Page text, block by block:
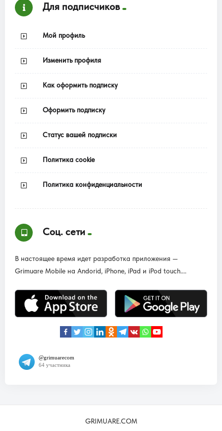
Для подписчиков
Мой профиль
Изменить профиля
Как оформить подписку
Оформить подписку
Статус вашей подписки
Политика cookie
Политика конфиденциальности
Соц. сети
В настоящее время идет разработка приложения —
Grimuare Mobile на Andorid, iPhone, iPad и iPod touch....
GRIMUARE.COM